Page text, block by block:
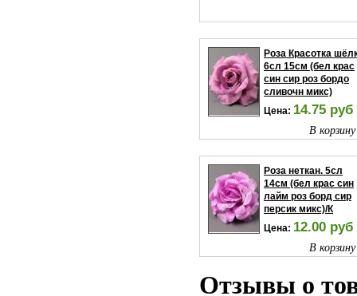
Роза Красотка
6сл 15см (бел крас
син сир роз бордо
сливочн микс)
Цена: 14.75 руб
В
Роза неткан. 5сл
14см (бел крас син
лайм роз борд сир
персик микс)/К
Цена: 12.00 руб
В
Отзывы о